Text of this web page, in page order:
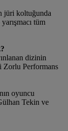
jüri koltuğunda
tüm
dizinin
Zorlu Performans
oyuncu
Tekin ve